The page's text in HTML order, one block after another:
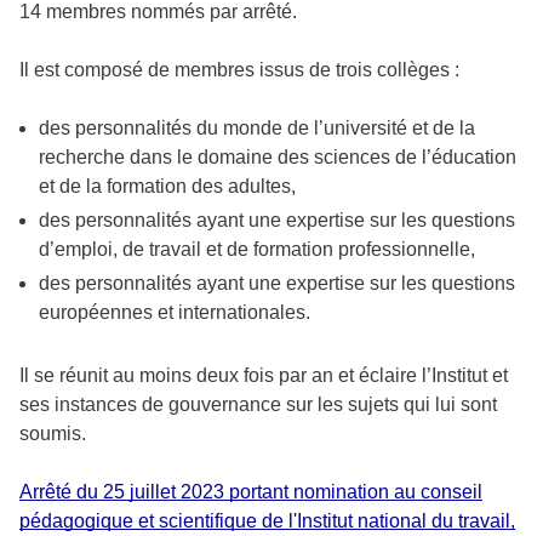
14 membres nommés par arrêté.
Il est composé de membres issus de trois collèges :
des personnalités du monde de l’université et de la
recherche dans le domaine des sciences de l’éducation
et de la formation des adultes,
des personnalités ayant une expertise sur les questions
d’emploi, de travail et de formation professionnelle,
des personnalités ayant une expertise sur les questions
européennes et internationales.
Il se réunit au moins deux fois par an et éclaire l’Institut et
ses instances de gouvernance sur les sujets qui lui sont
soumis.
Arrêté du 25 juillet 2023 portant nomination au conseil
pédagogique et scientifique de l'Institut national du travail,